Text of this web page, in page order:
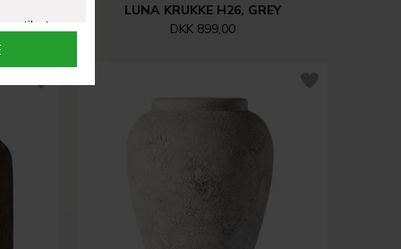
LUNA KRUKKE H26, GREY
DKK 899,00